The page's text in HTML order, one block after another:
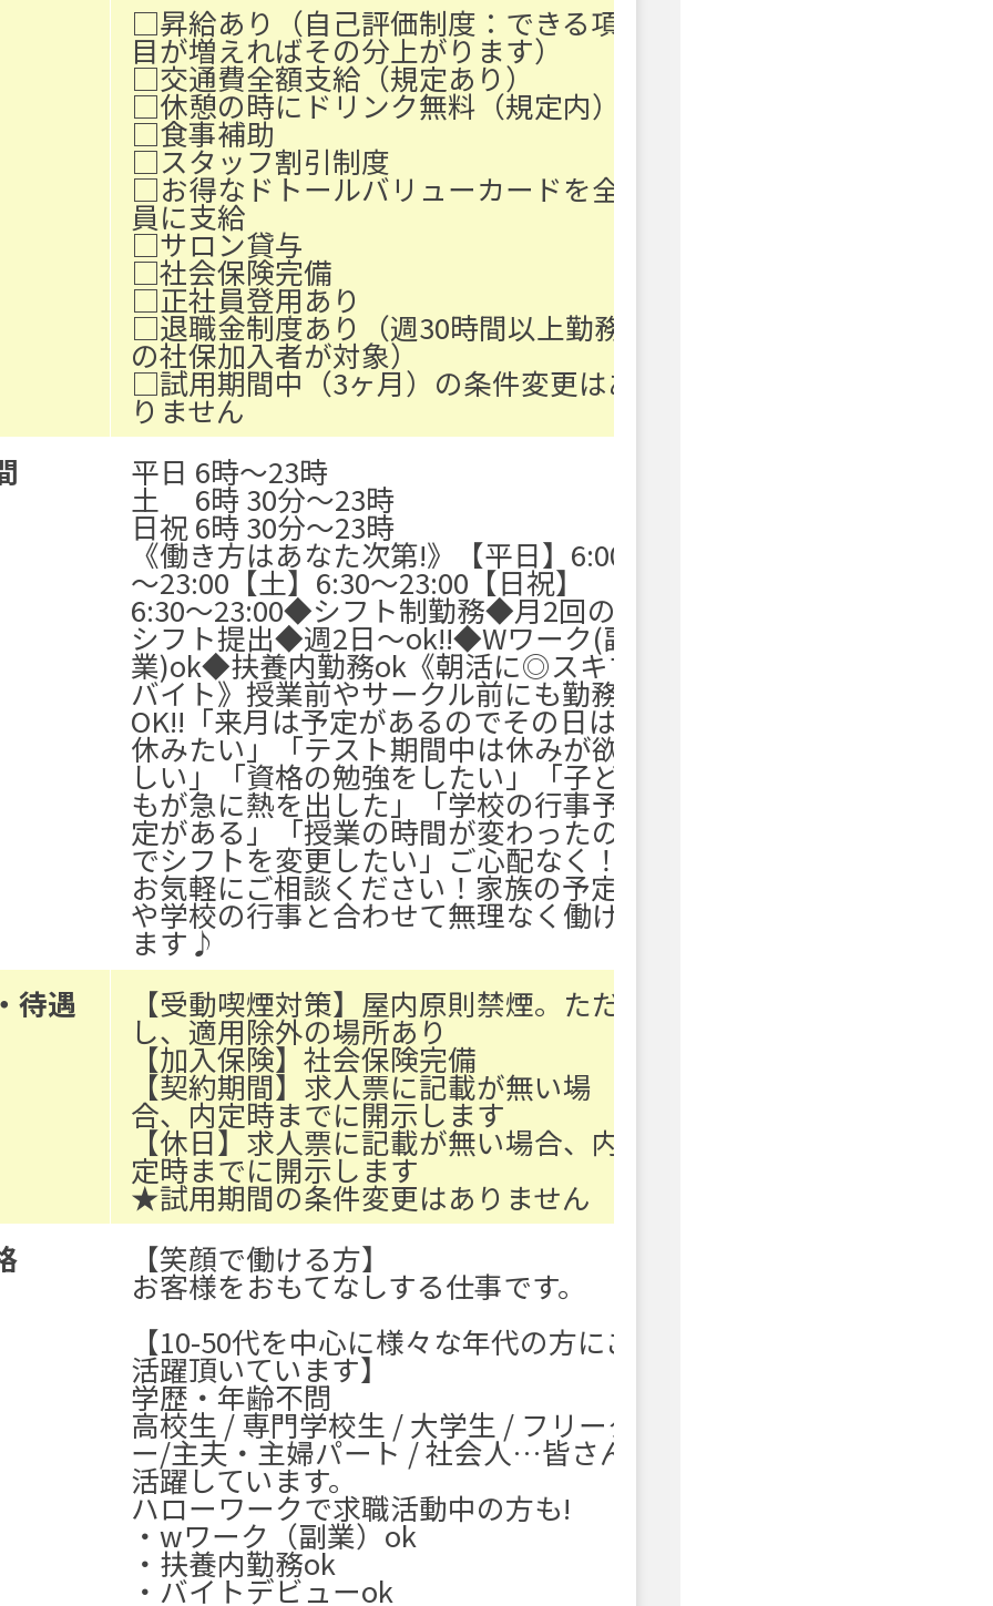
□昇給あり（自己評価制度：できる項
目が増えればその分上がります）
□交通費全額支給（規定あり）
□休憩の時にドリンク無料（規定内）
□食事補助
□スタッフ割引制度
□お得なドトールバリューカードを全
員に支給
□サロン貸与
□社会保険完備
□正社員登用あり
□退職金制度あり（週30時間以上勤務
の社保加入者が対象）
□試用期間中（3ヶ月）の条件変更はあ
りません
平日 6時～23時
土 6時 30分～23時
日祝 6時 30分～23時
《働き方はあなた次第!》 【平日】6:00
～23:00【土】6:30～23:00【日祝】
6:30～23:00◆シフト制勤務◆月2回の
シフト提出◆週2日～ok!!◆Wワーク(副
業)ok◆扶養内勤務ok 《朝活に◎スキマ
バイト》授業前やサークル前にも勤務
OK!! 「来月は予定があるのでその日は
休みたい」 「テスト期間中は休みが欲
しい」 「資格の勉強をしたい」 「子ど
もが急に熱を出した」 「学校の行事予
定がある」 「授業の時間が変わったの
でシフトを変更したい」ご心配なく！
お気軽にご相談ください！家族の予定
や学校の行事と合わせて無理なく働け
ます♪
待遇
【受動喫煙対策】屋内原則禁煙。ただ
し、適用除外の場所あり
【加入保険】社会保険完備
【契約期間】求人票に記載が無い場
合、内定時までに開示します
【休日】求人票に記載が無い場合、内
定時までに開示します
★試用期間の条件変更はありません
【笑顔で働ける方】
お客様をおもてなしする仕事です。
【10-50代を中心に様々な年代の方にご
活躍頂いています】
学歴・年齢不問
高校生 / 専門学校生 / 大学生 / フリータ
ー/主夫・主婦パート / 社会人…皆さん
活躍しています。
ハローワークで求職活動中の方も!
・wワーク（副業）ok
・扶養内勤務ok
・バイトデビューok